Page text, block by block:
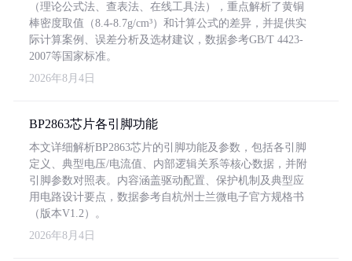
（理论公式法、查表法、在线工具法），重点解析了黄铜
棒密度取值（8.4-8.7g/cm³）和计算公式的差异，并提供实
际计算案例、误差分析及选材建议，数据参考GB/T 4423-
2007等国家标准。
2026年8月4日
BP2863芯片各引脚功能
本文详细解析BP2863芯片的引脚功能及参数，包括各引脚
定义、典型电压/电流值、内部逻辑关系等核心数据，并附
引脚参数对照表。内容涵盖驱动配置、保护机制及典型应
用电路设计要点，数据参考自杭州士兰微电子官方规格书
（版本V1.2）。
2026年8月4日